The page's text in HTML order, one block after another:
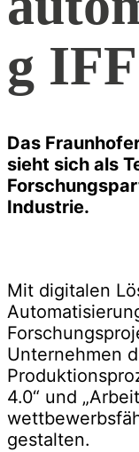
g IFF
Das
sieht sich als
Industrie.
Mit digitalen
Unternehmen
4.0“ und
gestalten.